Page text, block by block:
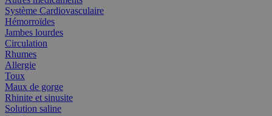
Système Cardiovasculaire
Hémorroïdes
Jambes lourdes
Circulation
Rhumes
Allergie
Toux
Maux de gorge
Rhinite et sinusite
Solution saline